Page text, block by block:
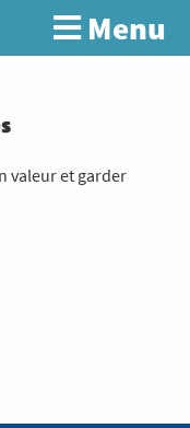
Rechercher
Menu
valeur et garder